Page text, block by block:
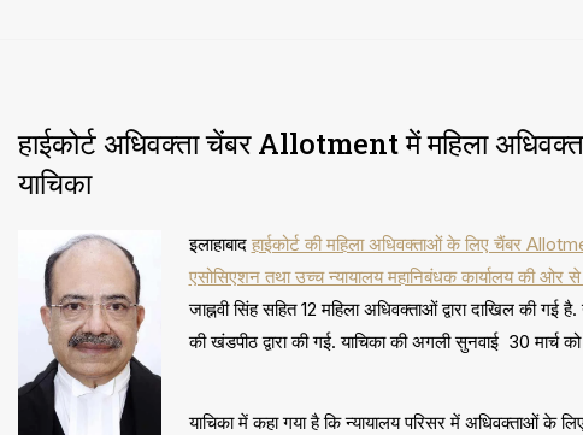
हाईकोर्ट अधिवक्ता चेंबर Allotment में महिला
याचिका
इलाहाबाद हाईकोर्ट की महिला अधिवक्ताओं के लिए चैंबर
एसोसिएशन तथा उच्च न्यायालय महानिबंधक कार्यालय की ओर
जाह्नवी सिंह सहित 12 महिला अधिवक्ताओं द्वारा दाखिल की
की खंडपीठ द्वारा की गई. याचिका की अगली सुनवाई 30 मार्च को
याचिका में कहा गया है कि न्यायालय परिसर में अधिवक्ताओं